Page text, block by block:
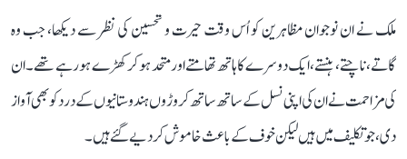
ملک نے ان نوجوان مظاہرین کو اُس وقت حیرت و تحسین کی نظر سے دیکھا، جب وہ
گاتے، ناچتے، ہنستے، ایک دوسرے کا ہاتھ تھامتے اور متحد ہو کر کھڑے ہو رہے تھے۔ ان
کی مزاحمت نے ان کی اپنی نسل کے ساتھ ساتھ کروڑوں ہندوستانیوں کے درد کو بھی آواز
دی، جو تکلیف میں ہیں لیکن خوف کے باعث خاموش کر دیے گئے ہیں۔